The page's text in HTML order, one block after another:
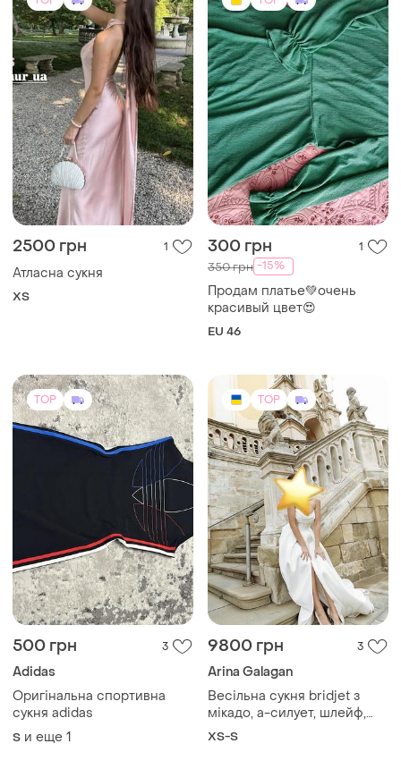
2500 грн 1
Атласна сукня
ХS
300 грн 1
350 грн -15%
Продам платье💚очень
красивый цвет😍
EU 46
TOP
500 грн 3
Adidas
Оригінальна спортивна
сукня adidas
S и еще 1
TOP
9800 грн 3
Arina Galagan
Весільна сукня bridjet з
мікадо, а-силует, шлейф,
розмір xs-s
XS-S